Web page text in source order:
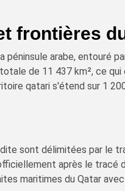
frontières
arabe, entouré
de 11 437 km², ce
qatari s'étend sur 1
sont délimitées par le
après le
maritimes du Qatar